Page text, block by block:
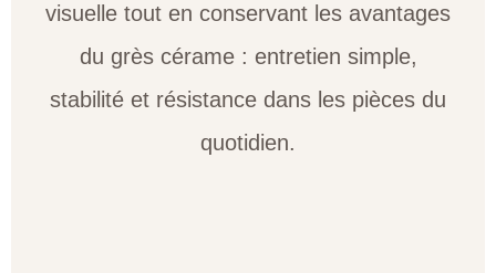
visuelle tout en conservant les avantages
du grès cérame : entretien simple,
stabilité et résistance dans les pièces du
quotidien.